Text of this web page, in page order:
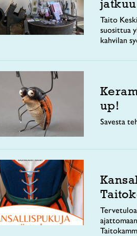
Taito
suosittua
kahvilan
up!
Savesta